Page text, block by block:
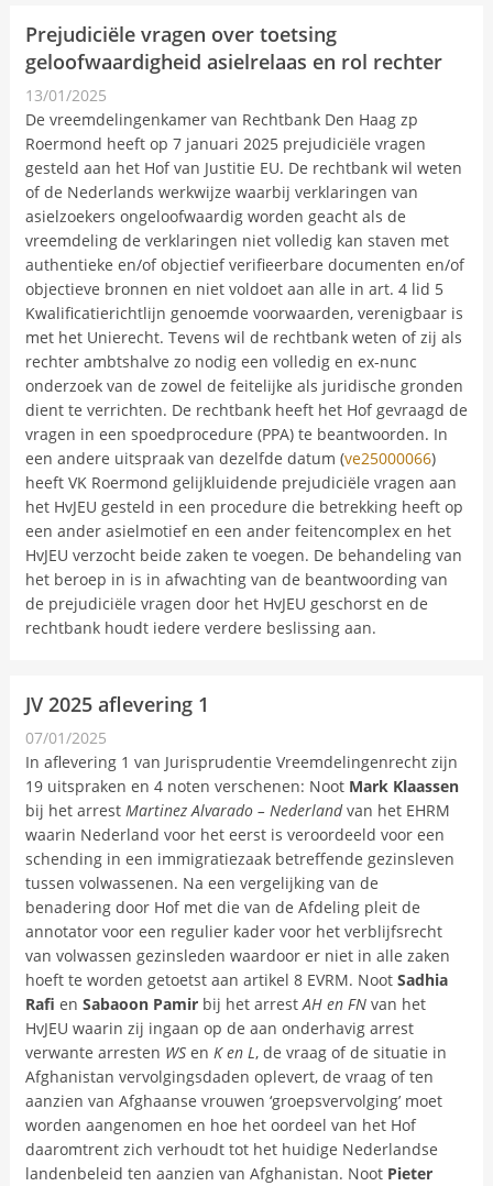
Prejudiciële vragen over toetsing
geloofwaardigheid asielrelaas en rol rechter
13/01/2025
Nieuwsbericht
De vreemdelingenkamer van Rechtbank Den Haag zp
Roermond heeft op 7 januari 2025 prejudiciële vragen
gesteld aan het Hof van Justitie EU. De rechtbank wil weten
of de Nederlands werkwijze waarbij verklaringen van
asielzoekers ongeloofwaardig worden geacht als de
vreemdeling de verklaringen niet volledig kan staven met
authentieke en/of objectief verifieerbare documenten en/of
objectieve bronnen en niet voldoet aan alle in art. 4 lid 5
Kwalificatierichtlijn genoemde voorwaarden, verenigbaar is
met het Unierecht. Tevens wil de rechtbank weten of zij als
rechter ambtshalve zo nodig een volledig en ex-nunc
onderzoek van de zowel de feitelijke als juridische gronden
dient te verrichten. De rechtbank heeft het Hof gevraagd de
vragen in een spoedprocedure (PPA) te beantwoorden. In
een andere uitspraak van dezelfde datum (ve25000066)
heeft VK Roermond gelijkluidende prejudiciële vragen aan
het HvJEU gesteld in een procedure die betrekking heeft op
een ander asielmotief en een ander feitencomplex en het
HvJEU verzocht beide zaken te voegen. De behandeling van
het beroep in is in afwachting van de beantwoording van
de prejudiciële vragen door het HvJEU geschorst en de
rechtbank houdt iedere verdere beslissing aan.
JV 2025 aflevering 1
07/01/2025
Nieuwsbericht
In aflevering 1 van Jurisprudentie Vreemdelingenrecht zijn
19 uitspraken en 4 noten verschenen: Noot Mark Klaassen
bij het arrest Martinez Alvarado – Nederlandvan het EHRM
waarin Nederland voor het eerst is veroordeeld voor een
schending in een immigratiezaak betreffende gezinsleven
tussen volwassenen. Na een vergelijking van de
benadering door Hof met die van de Afdeling pleit de
annotator voor een regulier kader voor het verblijfsrecht
van volwassen gezinsleden waardoor er niet in alle zaken
hoeft te worden getoetst aan artikel 8 EVRM. Noot Sadhia
Rafi en Sabaoon Pamirbij het arrestAH en FNvan het
HvJEU waarin zij ingaan op de aan onderhavig arrest
verwante arresten WSen K en L, de vraag of de situatie in
Afghanistan vervolgingsdaden oplevert, de vraag of ten
aanzien van Afghaanse vrouwen ‘groepsvervolging’ moet
worden aangenomen en hoe het oordeel van het Hof
daaromtrent zich verhoudt tot het huidige Nederlandse
landenbeleid ten aanzien van Afghanistan. Noot Pieter